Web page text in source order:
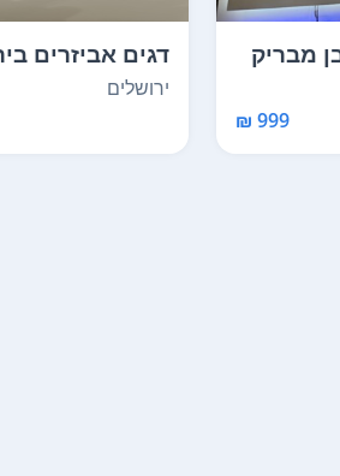
מבריק
999 ₪
דגים אביזרים
ירושלים